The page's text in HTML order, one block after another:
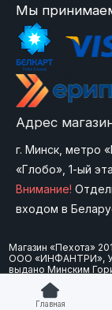
Главная
Мы
Адрес
г. Минск, метро
«Глобо», 1-ый
Внимание!
входом в
Магазин «Пехота»
ООО «ИНФАНТРИ»,
выдано Минским
номер в Торговом
февраля 2024 г. Юр.
3Б, офис 907.